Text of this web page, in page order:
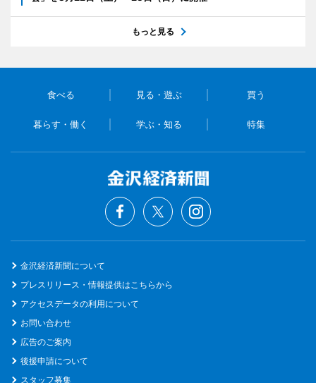
もっと見る
食べる 見る・遊ぶ 買う
暮らす・働く 学ぶ・知る 特集
金沢経済新聞について
プレスリリース・情報提供はこちらから
アクセスデータの利用について
お問い合わせ
広告のご案内
後援申請について
スタッフ募集